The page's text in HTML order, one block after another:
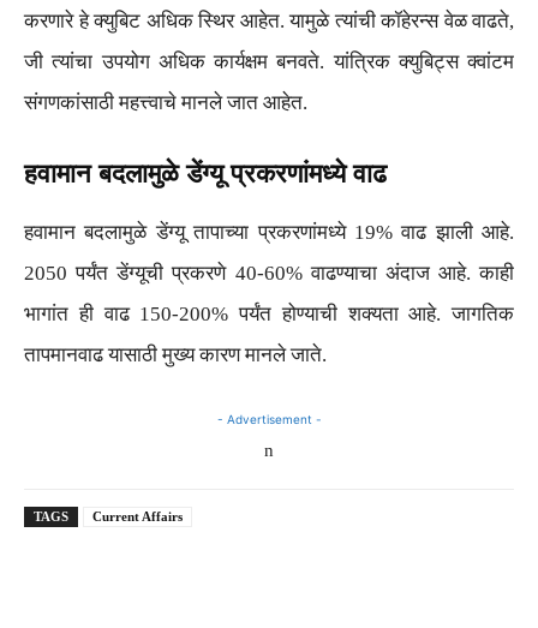
करणारे हे क्युबिट अधिक स्थिर आहेत. यामुळे त्यांची कॉहेरन्स वेळ वाढते,
जी त्यांचा उपयोग अधिक कार्यक्षम बनवते. यांत्रिक क्युबिट्स क्वांटम
संगणकांसाठी महत्त्वाचे मानले जात आहेत.
हवामान बदलामुळे डेंग्यू प्रकरणांमध्ये वाढ
हवामान बदलामुळे डेंग्यू तापाच्या प्रकरणांमध्ये 19% वाढ झाली आहे.
2050 पर्यंत डेंग्यूची प्रकरणे 40-60% वाढण्याचा अंदाज आहे. काही
भागांत ही वाढ 150-200% पर्यंत होण्याची शक्यता आहे. जागतिक
तापमानवाढ यासाठी मुख्य कारण मानले जाते.
- Advertisement -
n
TAGS Current Affairs